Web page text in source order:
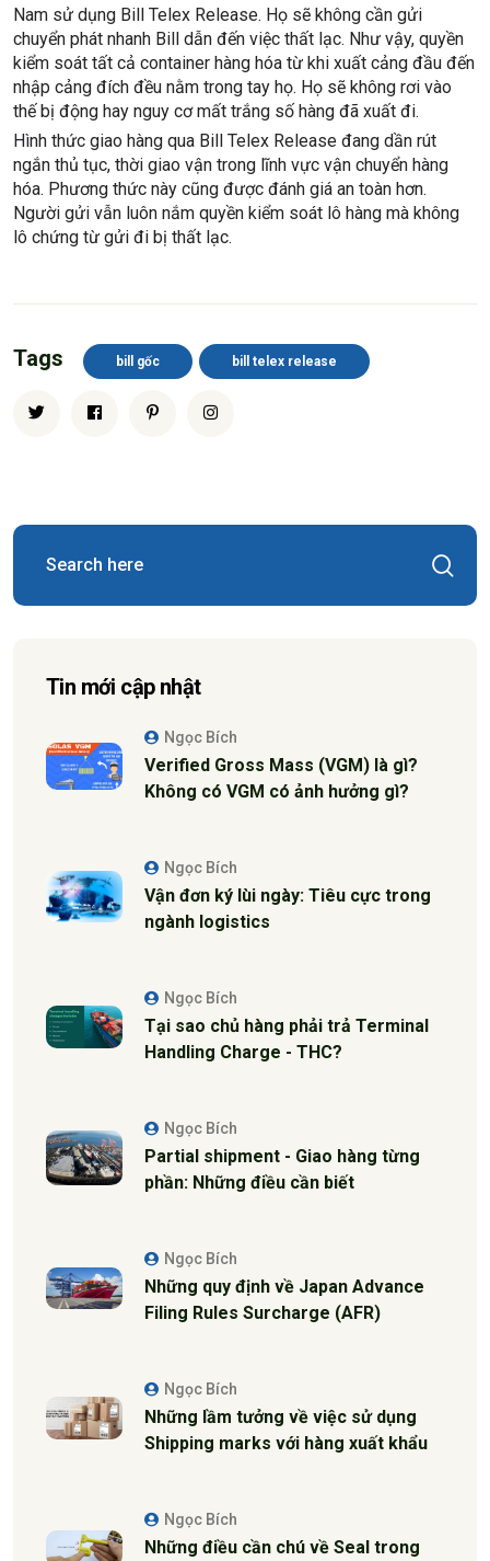
Nam sử dụng Bill Telex Release. Họ sẽ không cần gửi
chuyển phát nhanh Bill dẫn đến việc thất lạc. Như vậy, quyền
kiểm soát tất cả container hàng hóa từ khi xuất cảng đầu đến
nhập cảng đích đều nằm trong tay họ. Họ sẽ không rơi vào
thế bị động hay nguy cơ mất trắng số hàng đã xuất đi.
Hình thức giao hàng qua Bill Telex Release đang dần rút
ngắn thủ tục, thời giao vận trong lĩnh vực vận chuyển hàng
hóa. Phương thức này cũng được đánh giá an toàn hơn.
Người gửi vẫn luôn nắm quyền kiểm soát lô hàng mà không
lô chứng từ gửi đi bị thất lạc.
Tags bill gốc bill telex release
Tin mới cập nhật
Ngọc Bích
Verified Gross Mass (VGM) là gì?
Không có VGM có ảnh hưởng gì?
Ngọc Bích
Vận đơn ký lùi ngày: Tiêu cực trong
ngành logistics
Ngọc Bích
Tại sao chủ hàng phải trả Terminal
Handling Charge - THC?
Ngọc Bích
Partial shipment - Giao hàng từng
phần: Những điều cần biết
Ngọc Bích
Những quy định về Japan Advance
Filing Rules Surcharge (AFR)
Ngọc Bích
Những lầm tưởng về việc sử dụng
Shipping marks với hàng xuất khẩu
Ngọc Bích
Những điều cần chú về Seal trong